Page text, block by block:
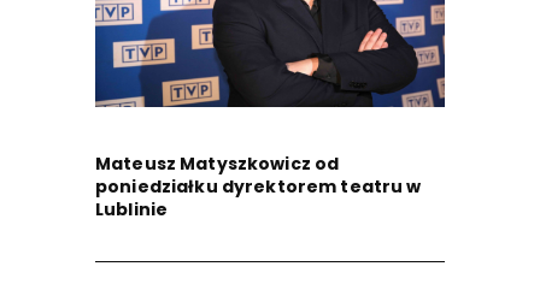
Mateusz Matyszkowicz od
poniedziałku dyrektorem teatru w
Lublinie